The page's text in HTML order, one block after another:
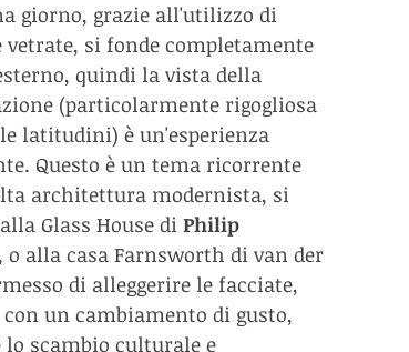
giorno, grazie all'utilizzo di
vetrate, si fonde completamente
quindi la vista della
(particolarmente rigogliosa
latitudini) è un'esperienza
Questo è un tema ricorrente
architettura modernista, si
Glass House di Philip
o alla casa Farnsworth di van der
di alleggerire le facciate,
un cambiamento di gusto,
scambio culturale e